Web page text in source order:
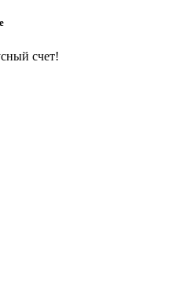
счет!